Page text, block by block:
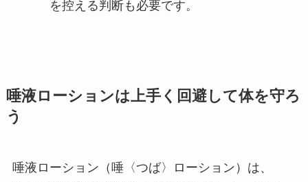
を控える判断も必要です。
唾液ローションは上手く回避して体を守ろ
う
唾液ローション（唾〈つば〉ローション）は、